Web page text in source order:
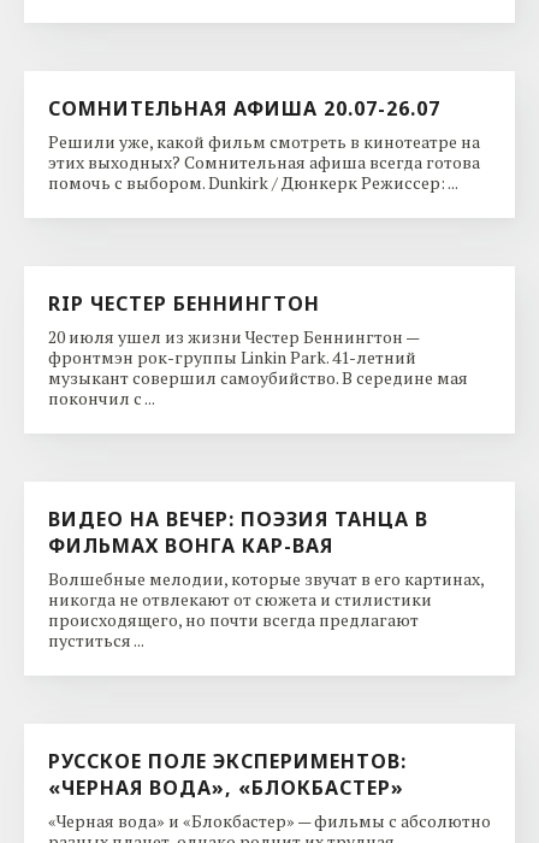
СОМНИТЕЛЬНАЯ АФИША 20.07-26.07
Решили уже, какой фильм смотреть в кинотеатре на
этих выходных? Сомнительная афиша всегда готова
помочь с выбором. Dunkirk / Дюнкерк Режиссер: ...
RIP ЧЕСТЕР БЕННИНГТОН
20 июля ушел из жизни Честер Беннингтон —
фронтмэн рок-группы Linkin Park. 41-летний
музыкант совершил самоубийство. В середине мая
покончил с ...
ВИДЕО НА ВЕЧЕР: ПОЭЗИЯ ТАНЦА В
ФИЛЬМАХ ВОНГА КАР-ВАЯ
Волшебные мелодии, которые звучат в его картинах,
никогда не отвлекают от сюжета и стилистики
происходящего, но почти всегда предлагают
пуститься ...
РУССКОЕ ПОЛЕ ЭКСПЕРИМЕНТОВ:
«ЧЕРНАЯ ВОДА», «БЛОКБАСТЕР»
«Черная вода» и «Блокбастер» — фильмы с абсолютно